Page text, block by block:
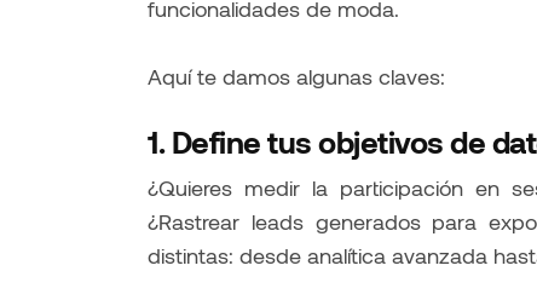
funcionalidades de moda.
Aquí te damos algunas claves:
1. Define tus objetivos de
¿Quieres medir la participación en
¿Rastrear leads generados para
distintas: desde analítica avanzada